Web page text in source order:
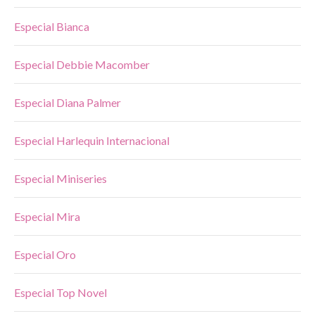
Especial Bianca
Especial Debbie Macomber
Especial Diana Palmer
Especial Harlequin Internacional
Especial Miniseries
Especial Mira
Especial Oro
Especial Top Novel